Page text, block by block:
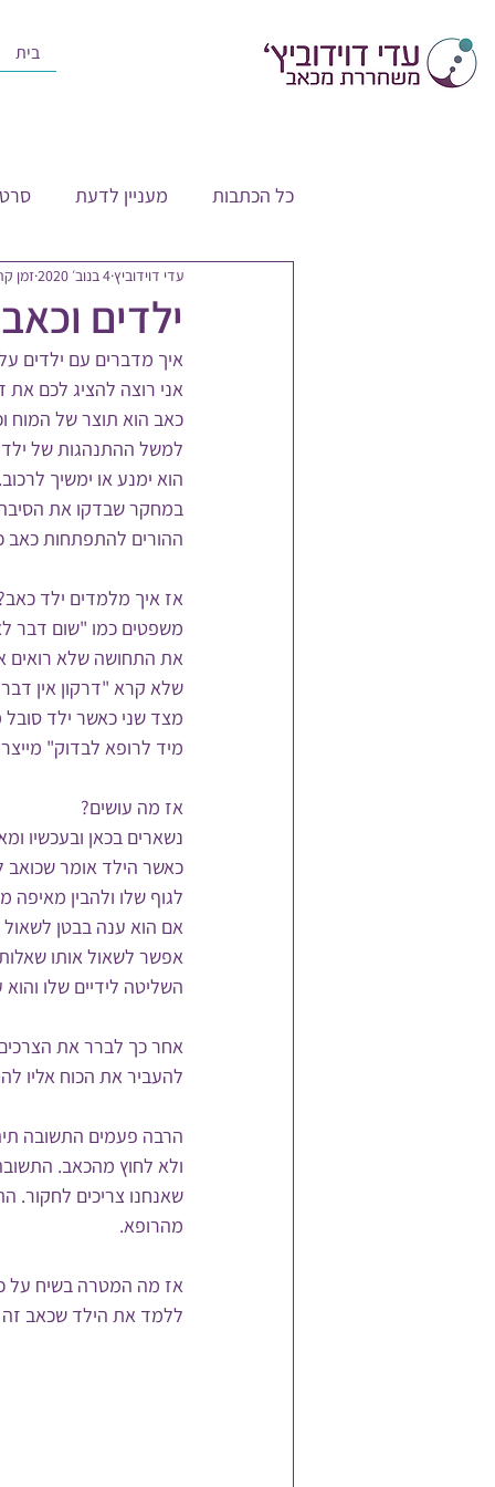
בית
כל הכתבות מעניין לדעת
ילדים וכאב
עדי דוידוביץ4 בנוב׳ 2020 זמן
איך מדברים עם ילדים
אני רוצה להציג לכם את
כאב הוא תוצר של המוח
למשל ההתנהגות של ילד
הוא ימנע או ימשיך לרכוב.
במחקר שבדקו את הסיבה
ההורים להתפתחות כאב
אז איך מלמדים ילד
משפטים כמו "שום דבר
את התחושה שלא רואים
שלא קרא "דרקון אין
מצד שני כאשר ילד סובל
מיד לרופא לבדוק"
אז מה עושים?
נשארים בכאן ובעכשיו
כאשר הילד אומר שכואב
לגוף שלו ולהבין מאיפה
אם הוא ענה בבטן לשאול
אפשר לשאול אותו
השליטה לידיים שלו
אחר כך לברר את הצרכים
להעביר את הכוח אליו
הרבה פעמים התשובה
ולא לחוץ מהכאב.
שאנחנו צריכים לחקור.
מהרופא.
אז מה המטרה בשיח על
ללמד את הילד שכאב זה